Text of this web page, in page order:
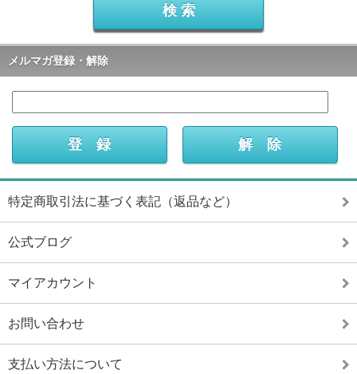
メルマガ登録・解除
特定商取引法に基づく表記（返品など）
公式ブログ
マイアカウント
お問い合わせ
支払い方法について